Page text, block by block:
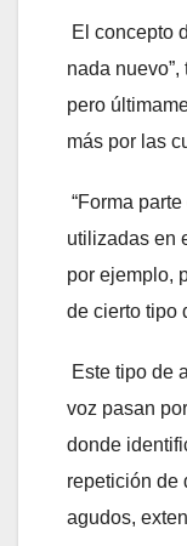
El concepto
nada
pero
más por las
“Forma
utilizadas en
por ejemplo,
de cierto tipo
Este tipo de
voz pasan
donde
repetición de
agudos,